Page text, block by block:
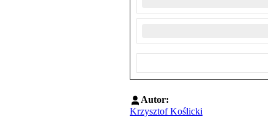
Autor:
Krzysztof Koślicki